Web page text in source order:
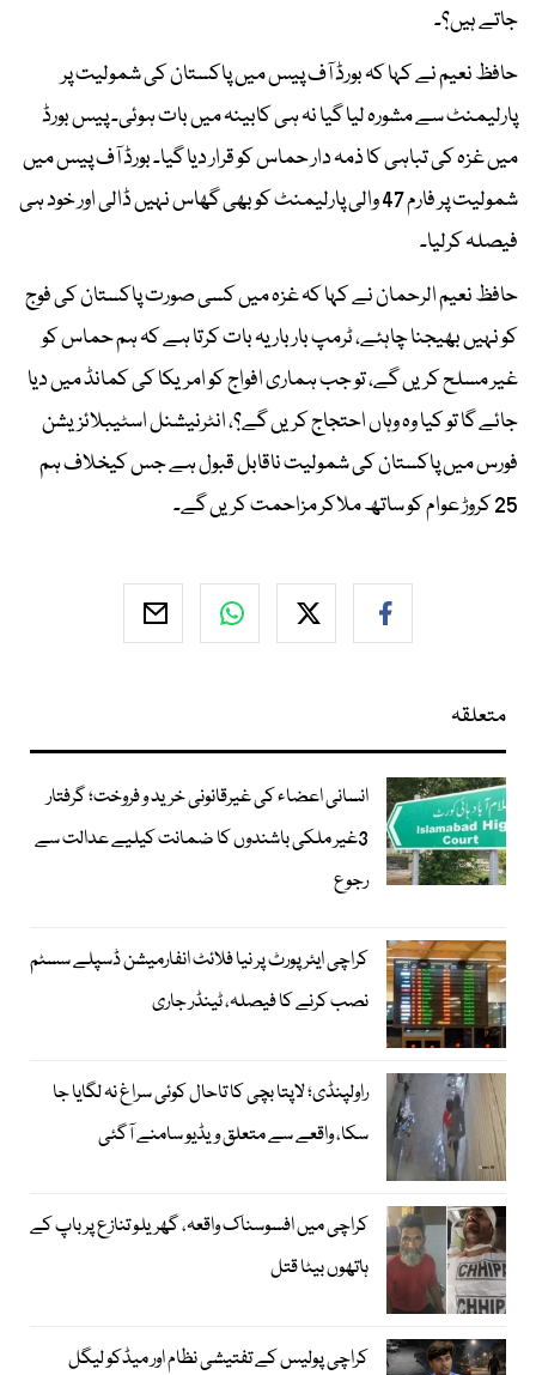
جاتے ہیں؟۔
حافظ نعیم نے کہا کہ بورڈ آف پیس میں پاکستان کی شمولیت پر
پارلیمنٹ سے مشورہ لیا گیا نہ ہی کابینہ میں بات ہوئی۔ پیس بورڈ
میں غزہ کی تباہی کا ذمہ دار حماس کو قرار دیا گیا۔ بورڈ آف پیس میں
شمولیت پر فارم 47 والی پارلیمنٹ کو بھی گھاس نہیں ڈالی اور خود ہی
فیصلہ کرلیا۔
حافظ نعیم الرحمان نے کہا کہ غزہ میں کسی صورت پاکستان کی فوج
کو نہیں بھیجنا چاہئے، ٹرمپ بار بار یہ بات کرتا ہے کہ ہم حماس کو
غیر مسلح کریں گے، تو جب ہماری افواج کو امریکا کی کمانڈ میں دیا
جائے گا تو کیا وہ وہاں احتجاج کریں گے؟، انٹرنیشنل اسٹیبلائزیشن
فورس میں پاکستان کی شمولیت ناقابل قبول ہے جس کیخلاف ہم
25 کروڑ عوام کو ساتھ ملاکر مزاحمت کریں گے۔
متعلقہ
انسانی اعضاء کی غیرقانونی خرید و فروخت؛ گرفتار
3غیر ملکی باشندوں کا ضمانت کیلیے عدالت سے
رجوع
کراچی ایئرپورٹ پر نیا فلائٹ انفارمیشن ڈسپلے سسٹم
نصب کرنے کا فیصلہ، ٹینڈر جاری
راولپنڈی؛ لاپتا بچی کا تاحال کوئی سراغ نہ لگایا جا
سکا، واقعے سے متعلق ویڈیو سامنے آگئی
کراچی میں افسوسناک واقعہ، گھریلو تنازع پر باپ کے
ہاتھوں بیٹا قتل
کراچی پولیس کے تفتیشی نظام اور میڈکو لیگل